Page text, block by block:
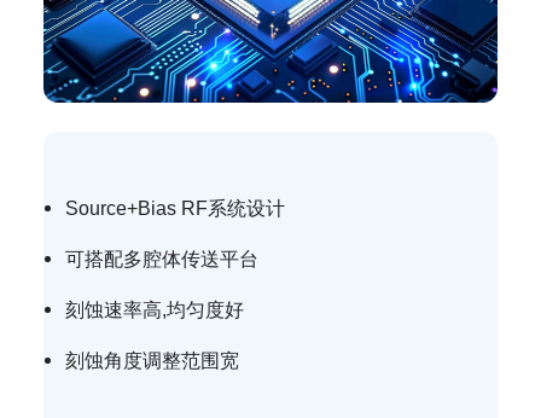
Source+Bias RF系统设计
可搭配多腔体传送平台
刻蚀速率高,均匀度好
刻蚀角度调整范围宽